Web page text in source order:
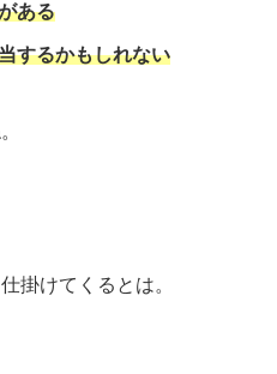
ある
するかもしれない
掛けてくるとは。